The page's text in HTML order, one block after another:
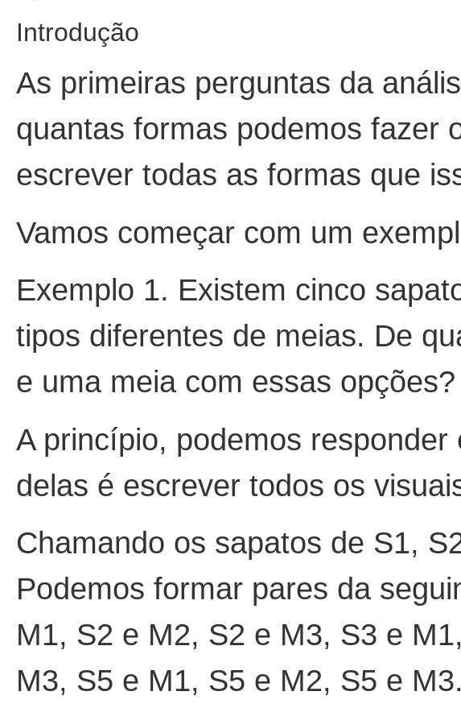
Introdução
As primeiras perguntas da
quantas formas podemos fazer
escrever todas as formas que
Vamos começar com um
Exemplo 1. Existem cinco
tipos diferentes de meias. De
e uma meia com essas opções?
A princípio, podemos
delas é escrever todos os
Chamando os sapatos de S1,
Podemos formar pares da
M1, S2 e M2, S2 e M3, S3 e
M3, S5 e M1, S5 e M2, S5 e